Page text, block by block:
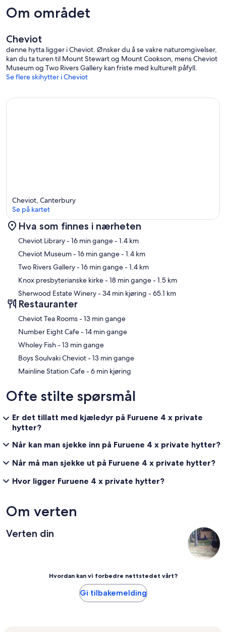
Om området
Cheviot
denne hytta ligger i Cheviot. Ønsker du å se vakre naturomgivelser,
kan du ta turen til Mount Stewart og Mount Cookson, mens Cheviot
Museum og Two Rivers Gallery kan friste med kulturelt påfyll.
Se flere skihytter i Cheviot
Kart
Cheviot, Canterbury
Se på kartet
Hva som finnes i nærheten
Cheviot Library- 16 min gange- 1.4 km
Cheviot Museum- 16 min gange- 1.4 km
Two Rivers Gallery- 16 min gange- 1.4 km
Knox presbyterianske kirke- 18 min gange- 1.5 km
Sherwood Estate Winery- 34 min kjøring - 65.1 km
Restauranter
‪Cheviot Tea Rooms - ‬13 min gange
‪Number Eight Cafe - ‬14 min gange
‪Wholey Fish - ‬13 min gange
‪Boys Soulvaki Cheviot - ‬13 min gange
‪Mainline Station Cafe - ‬6 min kjøring
Ofte stilte spørsmål
Er det tillatt med kjæledyr på Furuene 4 x private
hytter?
Når kan man sjekke inn på Furuene 4 x private hytter?
Når må man sjekke ut på Furuene 4 x private hytter?
Hvor ligger Furuene 4 x private hytter?
Om verten
Verten din
Hvordan kan vi forbedre nettstedet vårt?
Gi tilbakemelding